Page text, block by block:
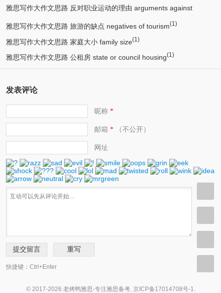
雅思写作大作文思路 反对职业运动的理由 arguments against
professional or competitive sport
雅思写作大作文思路 旅游的缺点 negatives of tourism(1)
雅思写作大作文思路 家庭大小 family size(1)
雅思写作大作文思路 公租房 state or council housing(1)
发表评论
昵称*
邮箱 *（不公开）
网址
快捷键：Ctrl+Enter
© 2017-2026 老烤鸭雅思-专注雅思备考. 京ICP备17014708号-1.